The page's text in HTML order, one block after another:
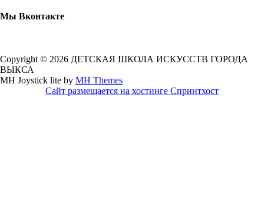
Мы Вконтакте
Copyright © 2026 ДЕТСКАЯ ШКОЛА ИСКУССТВ ГОРОДА
ВЫКСА
MH Joystick lite by MH Themes
Сайт размещается на хостинге Спринтхост